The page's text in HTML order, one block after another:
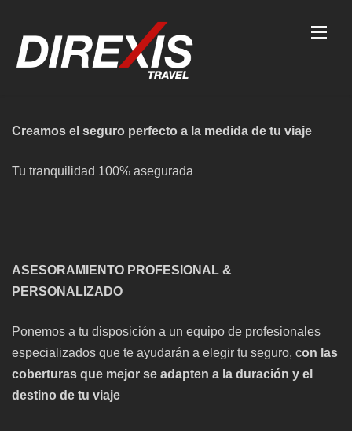
content
Creamos el seguro perfecto a la medida de tu viaje
Tu tranquilidad 100% asegurada
ASESORAMIENTO PROFESIONAL &
PERSONALIZADO
Ponemos a tu disposición a un equipo de profesionales
especializados que te ayudarán a elegir tu seguro, con las
coberturas que mejor se adapten a la duración y el
destino de tu viaje